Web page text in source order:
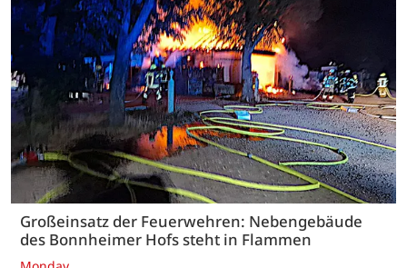
Großeinsatz der Feuerwehren: Nebengebäude
des Bonnheimer Hofs steht in Flammen